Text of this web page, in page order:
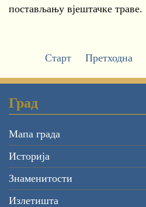
постављању вјештачке траве.
Старт Претходна
Град
Мапа града
Историја
Знаменитости
Излетишта